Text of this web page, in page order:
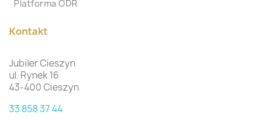
Platforma ODR
Kontakt
Jubiler Cieszyn
ul. Rynek 16
43-400 Cieszyn
33 858 37 44